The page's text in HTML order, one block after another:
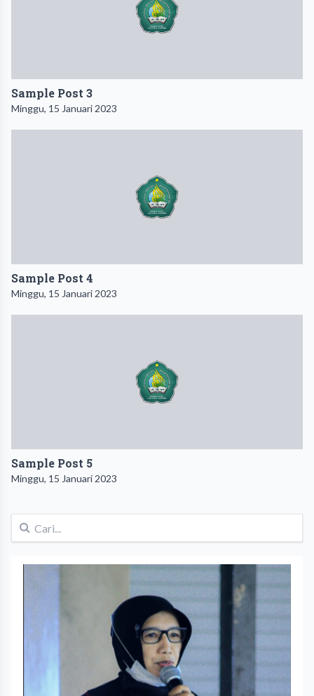
Sample Post 3
Minggu, 15 Januari 2023
Sample Post 4
Minggu, 15 Januari 2023
Sample Post 5
Minggu, 15 Januari 2023